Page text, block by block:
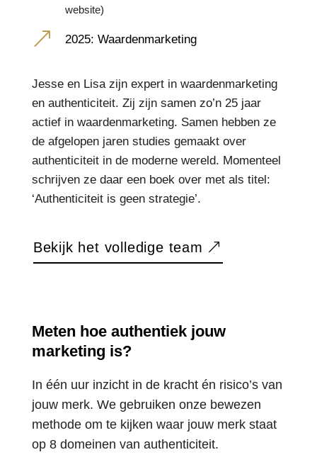
website)
& 2025: Waardenmarketing
Jesse en Lisa zijn expert in waardenmarketing
en authenticiteit. Zij zijn samen zo’n 25 jaar
actief in waardenmarketing. Samen hebben ze
de afgelopen jaren studies gemaakt over
authenticiteit in de moderne wereld. Momenteel
schrijven ze daar een boek over met als titel:
‘Authenticiteit is geen strategie’.
Bekijk het volledige team
Meten hoe authentiek jouw
marketing is?
In één uur inzicht in de kracht én risico’s van
jouw merk. We gebruiken onze bewezen
methode om te kijken waar jouw merk staat
op 8 domeinen van authenticiteit.